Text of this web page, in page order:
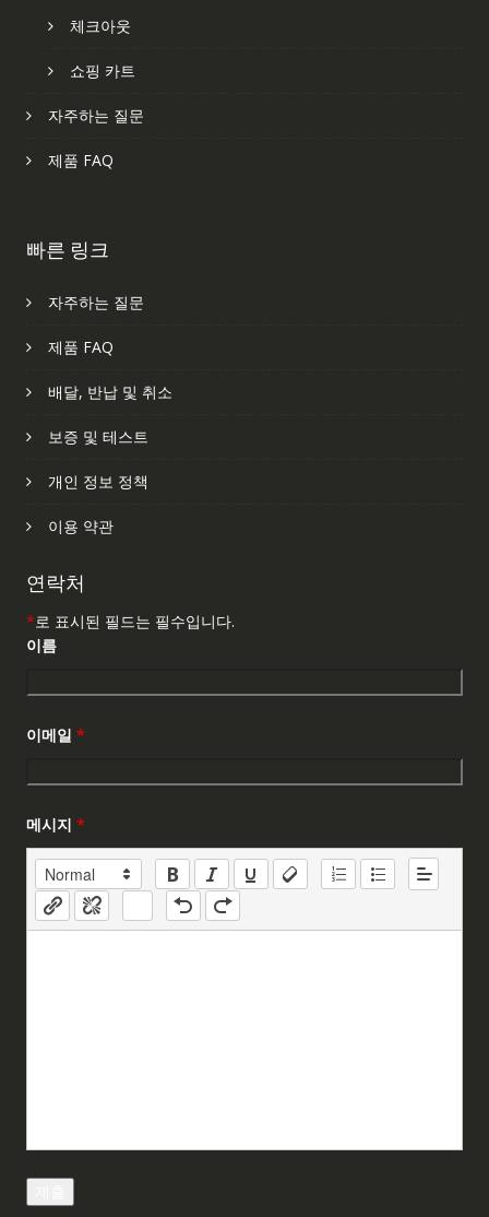
체크아웃
쇼핑 카트
자주하는 질문
제품 FAQ
빠른 링크
자주하는 질문
제품 FAQ
배달, 반납 및 취소
보증 및 테스트
개인 정보 정책
이용 약관
연락처
*로 표시된 필드는 필수입니다.
이름
이메일 *
메시지 *